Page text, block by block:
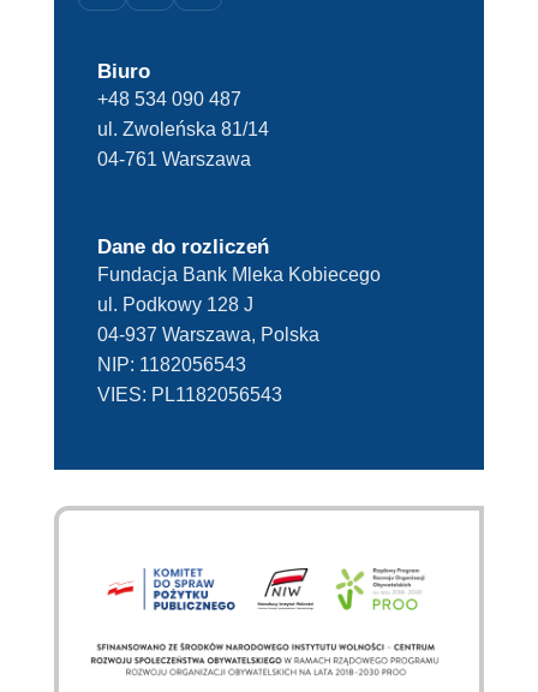
Biuro
+48 534 090 487
ul. Zwoleńska 81/14
04-761 Warszawa
Dane do rozliczeń
Fundacja Bank Mleka Kobiecego
ul. Podkowy 128 J
04-937 Warszawa, Polska
NIP: 1182056543
VIES: PL1182056543